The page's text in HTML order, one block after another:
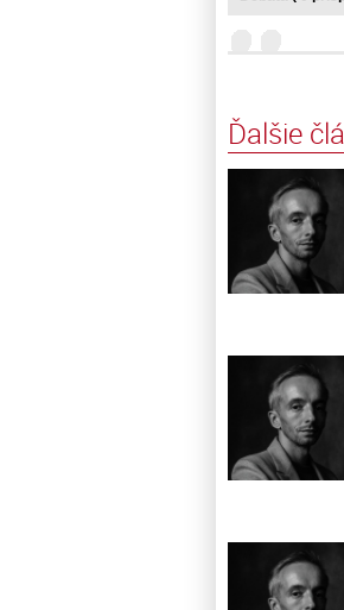
Ďalšie